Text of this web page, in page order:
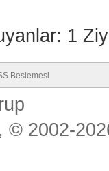
1
Beslemesi
, © 2002-